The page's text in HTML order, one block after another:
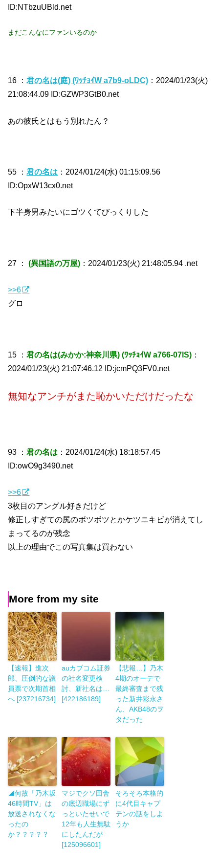
ID:NTbzuUBld.net
まだこんなにファンいるのか
16 ：君の名は(庭) (ﾜｯﾁｮｲW a7b9-oLDC) ：2024/01/23(火)
21:08:44.09 ID:GZWP3GtB0.net
あの彼氏とはもう別れたん？
55 ：君の名は ：2024/01/24(水) 01:15:09.56
ID:OpxW13cx0.net
下半身男みたいにゴツくてびっくりした
27 ： (異国語の万屋) ：2024/01/23(火) 21:48:05.94 .net
>>6
グロ
15 ：君の名は(みかか:神奈川県) (ﾜｯﾁｮｲW a766-07lS) ：
2024/01/23(火) 21:07:46.12 ID:jcmPQ3FV0.net
無知なアンチがまた恥かいただけだったな
93 ：君の名は ：2024/01/24(水) 18:18:57.45
ID:owO9g3490.net
>>6
3枚目のアングル好きだけど
修正しすぎての尻のボツボツとかケツニキビが消えてし
まってるのが残念
以上の理由でこの写真集は買わない
More from my site
【速報】進次
郎、圧倒的な議
員票で次期首相
へ [237216734]
auカブコム証券
の社名変更検
討、新社名は…
[422186189]
【悲報…】乃木
4期のオーデで
最終審査まで残
った新井彩永さ
ん、AKB48のヲ
タだった
◢何故「乃木坂
46時間TV」は
放送されなくな
ったの
か？？？？？
マジでクソ田舎
の底辺職場にず
っといたせいで
12年も人生無駄
にしたんだが
[125096601]
そろそろ本格的
に4代目キャプ
テンの話をしよ
うか